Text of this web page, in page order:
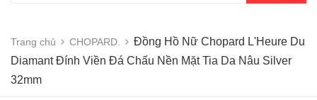
Trang chủ CHOPARD.
Đồng Hồ Nữ Chopard L'Heure Du
Diamant Đính Viền Đá Chấu Nền Mặt Tia Da Nâu Silver
32mm